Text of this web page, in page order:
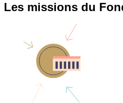
Les missions du